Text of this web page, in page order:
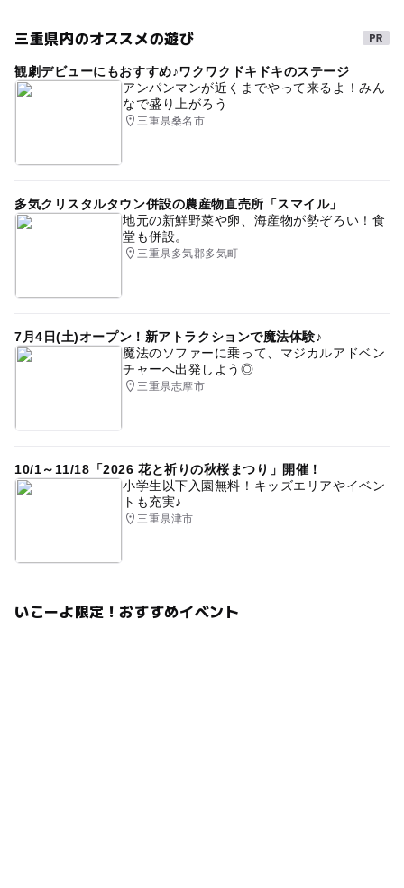
予約/応募
最終応募締切 2025-3-20(木)
注意・制限事項
ださい。
タグ
1日体験 無料体験会 無料体験 スイミング
水泳 こども習い事
大型無料駐車場
雨の日でもOK 一日体験
三重県内のオススメの遊び
観劇デビューにもおすすめ♪ワクワクドキドキのステージ
アンパンマンが近くまでやって来るよ！みん
なで盛り上がろう
三重県桑名市
多気クリスタルタウン併設の農産物直売所「スマイル」
地元の新鮮野菜や卵、海産物が勢ぞろい！食
堂も併設。
三重県多気郡多気町
7月4日(土)オープン！新アトラクションで魔法体験♪
魔法のソファーに乗って、マジカルアドベン
チャーへ出発しよう◎
三重県志摩市
10/1～11/18「2026 花と祈りの秋桜まつり」開催！
小学生以下入園無料！キッズエリアやイベン
トも充実♪
三重県津市
いこーよ限定！おすすめイベント